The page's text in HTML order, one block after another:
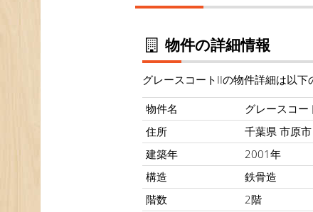
物件の詳細情報
グレースコートIIの物件詳細は以下
物件名
グレースコー
住所
千葉県 市原
建築年
2001年
構造
鉄骨造
階数
2階